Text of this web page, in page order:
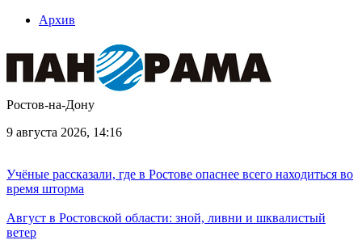
Архив
Ростов-на-Дону
9 августа 2026, 14:16
Учёные рассказали, где в Ростове опаснее всего находиться во
время шторма
Август в Ростовской области: зной, ливни и шквалистый
ветер